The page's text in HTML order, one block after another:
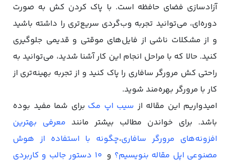
آزادسازی فضای حافظه است. با پاک کردن کش به‌ صورت
دوره‌ای، می‌توانید تجربه وب‌گردی سریع‌تری را داشته باشید
و از مشکلات ناشی از فایل‌های موقتی و قدیمی جلوگیری
کنید. حالا که با مراحل انجام این کار آشنا شدید، می‌توانید به
‌راحتی کش مرورگر سافاری را پاک کنید و از تجربه بهینه‌تری از
کار با مرورگر بهره‌مند شوید.
امیدواریم این مقاله از سیب اپ مک برای شما مفید بوده
باشد. برای خواندن مطالب بیشتر مانند معرفی بهترین
افزونه‌های مرورگر سافاری،چگونه با استفاده از هوش
مصنوعی اپل مقاله بنویسیم؟ و
۱۰ دستور جالب و کاربردی